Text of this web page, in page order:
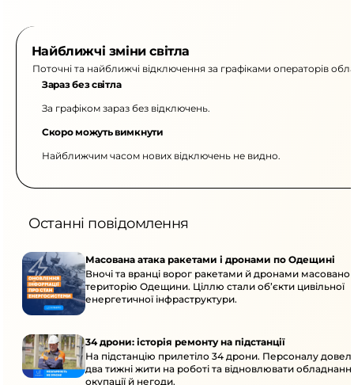
Найближчі зміни світла
Поточні та найближчі відключення за графіками операторів
Зараз без світла
За графіком зараз без відключень.
Скоро можуть вимкнути
Найближчим часом нових відключень не видно.
Останні повідомлення
Масована атака ракетами і дронами по Одещині
Вночі та вранці ворог ракетами й дронами масовано
територію Одещини. Ціллю стали об’єкти цивільної
енергетичної інфраструктури.
34 дрони: історія ремонту на підстанції
На підстанцію прилетіло 34 дрони. Персоналу
два тижні жити на роботі та відновлювати
окупації й негоди.